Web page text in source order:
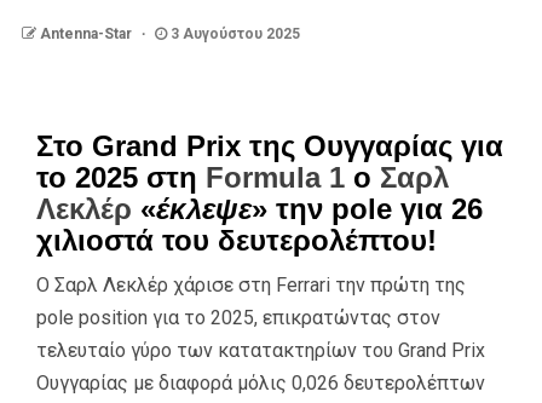
Antenna-Star 3 Αυγούστου 2025
Στο Grand Prix της Ουγγαρίας για
το 2025 στη Formula 1 ο Σαρλ
Λεκλέρ «έκλεψε» την pole για 26
χιλιοστά του δευτερολέπτου!
Ο Σαρλ Λεκλέρ χάρισε στη Ferrari την πρώτη της
pole position για το 2025, επικρατώντας στον
τελευταίο γύρο των κατατακτηρίων του Grand Prix
Ουγγαρίας με διαφορά μόλις 0,026 δευτερολέπτων